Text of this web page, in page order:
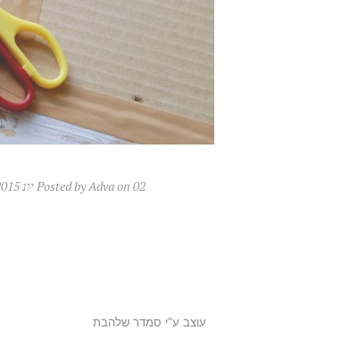
Posted by Adva on 02 יונ 2015 /
עוצב ע"י סמדר שלהבת